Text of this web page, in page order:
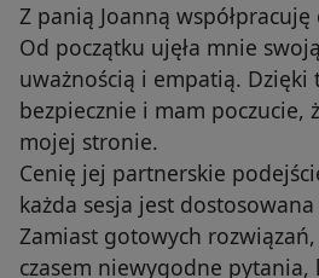
Z panią Joanną
Od początku ujęła mnie
uważnością i empatią. Dzięki
bezpiecznie i mam poczucie,
mojej stronie.
Cenię jej partnerskie
każda sesja jest
Zamiast gotowych
czasem niewygodne